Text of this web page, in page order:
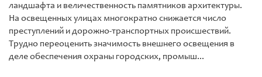
ландшафта и величественность памятников архитектуры.
На освещенных улицах многократно снижается число
преступлений и дорожно-транспортных происшествий.
Трудно переоценить значимость внешнего освещения в
деле обеспечения охраны городских, промыш...